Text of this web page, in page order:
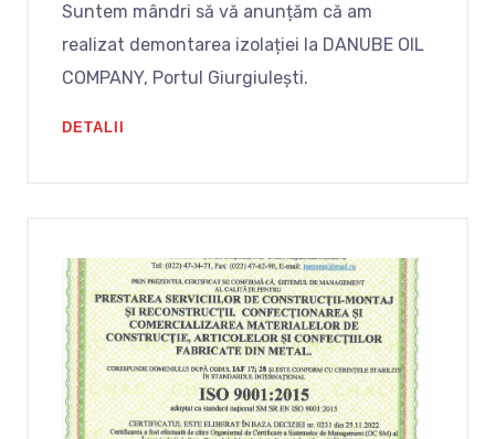
Suntem mândri să vă anunțăm că am
realizat demontarea izolației la DANUBE OIL
COMPANY, Portul Giurgiulești.
DETALII